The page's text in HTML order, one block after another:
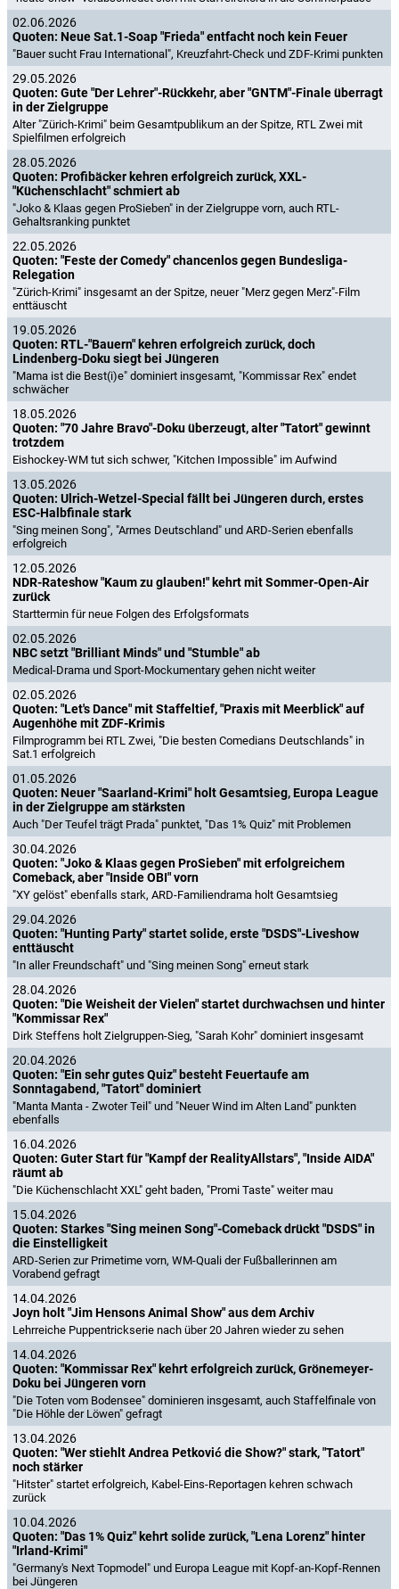
02.06.2026
Quoten: Neue Sat.1-Soap "Frieda" entfacht noch kein Feuer
"Bauer sucht Frau International", Kreuzfahrt-Check und ZDF-Krimi punkten
29.05.2026
Quoten: Gute "Der Lehrer"-Rückkehr, aber "GNTM"-Finale überragt
in der Zielgruppe
Alter "Zürich-Krimi" beim Gesamtpublikum an der Spitze, RTL Zwei mit
Spielfilmen erfolgreich
28.05.2026
Quoten: Profibäcker kehren erfolgreich zurück, XXL-
"Küchenschlacht" schmiert ab
"Joko & Klaas gegen ProSieben" in der Zielgruppe vorn, auch RTL-
Gehaltsranking punktet
22.05.2026
Quoten: "Feste der Comedy" chancenlos gegen Bundesliga-
Relegation
"Zürich-Krimi" insgesamt an der Spitze, neuer "Merz gegen Merz"-Film
enttäuscht
19.05.2026
Quoten: RTL-"Bauern" kehren erfolgreich zurück, doch
Lindenberg-Doku siegt bei Jüngeren
"Mama ist die Best(i)e" dominiert insgesamt, "Kommissar Rex" endet
schwächer
18.05.2026
Quoten: "70 Jahre Bravo"-Doku überzeugt, alter "Tatort" gewinnt
trotzdem
Eishockey-WM tut sich schwer, "Kitchen Impossible" im Aufwind
13.05.2026
Quoten: Ulrich-Wetzel-Special fällt bei Jüngeren durch, erstes
ESC-Halbfinale stark
"Sing meinen Song", "Armes Deutschland" und ARD-Serien ebenfalls
erfolgreich
12.05.2026
NDR-Rateshow "Kaum zu glauben!" kehrt mit Sommer-Open-Air
zurück
Starttermin für neue Folgen des Erfolgsformats
02.05.2026
NBC setzt "Brilliant Minds" und "Stumble" ab
Medical-Drama und Sport-Mockumentary gehen nicht weiter
02.05.2026
Quoten: "Let's Dance" mit Staffeltief, "Praxis mit Meerblick" auf
Augenhöhe mit ZDF-Krimis
Filmprogramm bei RTL Zwei, "Die besten Comedians Deutschlands" in
Sat.1 erfolgreich
01.05.2026
Quoten: Neuer "Saarland-Krimi" holt Gesamtsieg, Europa League
in der Zielgruppe am stärksten
Auch "Der Teufel trägt Prada" punktet, "Das 1% Quiz" mit Problemen
30.04.2026
Quoten: "Joko & Klaas gegen ProSieben" mit erfolgreichem
Comeback, aber "Inside OBI" vorn
"XY gelöst" ebenfalls stark, ARD-Familiendrama holt Gesamtsieg
29.04.2026
Quoten: "Hunting Party" startet solide, erste "DSDS"-Liveshow
enttäuscht
"In aller Freundschaft" und "Sing meinen Song" erneut stark
28.04.2026
Quoten: "Die Weisheit der Vielen" startet durchwachsen und hinter
"Kommissar Rex"
Dirk Steffens holt Zielgruppen-Sieg, "Sarah Kohr" dominiert insgesamt
20.04.2026
Quoten: "Ein sehr gutes Quiz" besteht Feuertaufe am
Sonntagabend, "Tatort" dominiert
"Manta Manta - Zwoter Teil" und "Neuer Wind im Alten Land" punkten
ebenfalls
16.04.2026
Quoten: Guter Start für "Kampf der RealityAllstars", "Inside AIDA"
räumt ab
"Die Küchenschlacht XXL" geht baden, "Promi Taste" weiter mau
15.04.2026
Quoten: Starkes "Sing meinen Song"-Comeback drückt "DSDS" in
die Einstelligkeit
ARD-Serien zur Primetime vorn, WM-Quali der Fußballerinnen am
Vorabend gefragt
14.04.2026
Joyn holt "Jim Hensons Animal Show" aus dem Archiv
Lehrreiche Puppentrickserie nach über 20 Jahren wieder zu sehen
14.04.2026
Quoten: "Kommissar Rex" kehrt erfolgreich zurück, Grönemeyer-
Doku bei Jüngeren vorn
"Die Toten vom Bodensee" dominieren insgesamt, auch Staffelfinale von
"Die Höhle der Löwen" gefragt
13.04.2026
Quoten: "Wer stiehlt Andrea Petković die Show?" stark, "Tatort"
noch stärker
"Hitster" startet erfolgreich, Kabel-Eins-Reportagen kehren schwach
zurück
10.04.2026
Quoten: "Das 1% Quiz" kehrt solide zurück, "Lena Lorenz" hinter
"Irland-Krimi"
"Germany's Next Topmodel" und Europa League mit Kopf-an-Kopf-Rennen
bei Jüngeren